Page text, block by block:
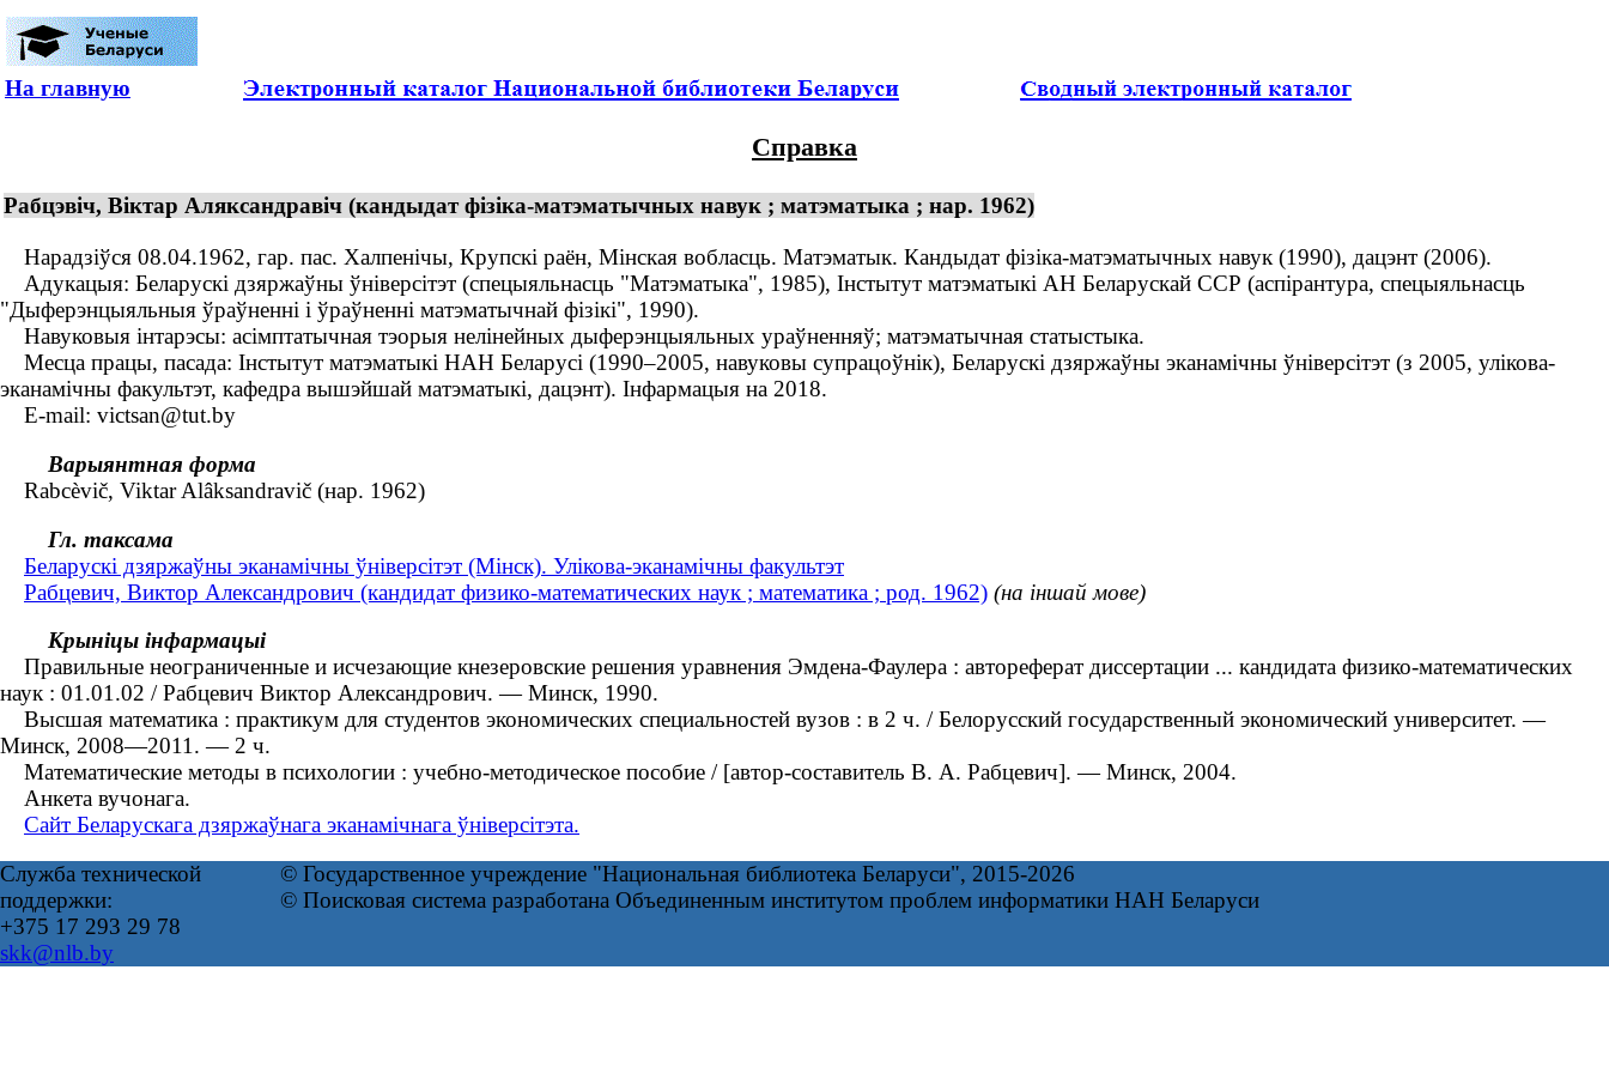
На главную
Справка
Рабцэвіч, Віктар Аляксандравіч (кандыдат фізіка-матэматычных навук ; матэматыка ; нар. 1962)
Нарадзіўся 08.04.1962, гар. пас. Халпенічы, Крупскі раён, Мінская вобласць. Матэматык. Кандыдат фізіка-матэматычных навук (1990), дацэнт (2006).
Адукацыя: Беларускі дзяржаўны ўніверсітэт (спецыяльнасць "Матэматыка", 1985), Інстытут матэматыкі АН Беларускай ССР (аспірантура, спецыяльнасць
"Дыферэнцыяльныя ўраўненні і ўраўненні матэматычнай фізікі", 1990).
Навуковыя інтарэсы: асімптатычная тэорыя нелінейных дыферэнцыяльных ураўненняў; матэматычная статыстыка.
Месца працы, пасада: Інстытут матэматыкі НАН Беларусі (1990–2005, навуковы супрацоўнік), Беларускі дзяржаўны эканамічны ўніверсітэт (з 2005, улікова-
эканамічны факультэт, кафедра вышэйшай матэматыкі, дацэнт). Інфармацыя на 2018.
E-mail: victsan@tut.by
Варыянтная форма
Rabcèvič, Viktar Alâksandravič (нар. 1962)
Гл. таксама
Беларускі дзяржаўны эканамічны ўніверсітэт (Мінск). Улікова-эканамічны факультэт
Рабцевич, Виктор Александрович (кандидат физико-математических наук ; математика ; род. 1962) (на іншай мове)
Крыніцы інфармацыі
Правильные неограниченные и исчезающие кнезеровские решения уравнения Эмдена-Фаулера : автореферат диссертации ... кандидата физико-математических
наук : 01.01.02 / Рабцевич Виктор Александрович. ― Минск, 1990.
Высшая математика : практикум для студентов экономических специальностей вузов : в 2 ч. / Белорусский государственный экономический университет. ―
Минск, 2008―2011. — 2 ч.
Математические методы в психологии : учебно-методическое пособие / [автор-составитель В. А. Рабцевич]. ― Минск, 2004.
Анкета вучонага.
Сайт Беларускага дзяржаўнага эканамічнага ўніверсітэта.
Служба технической
поддержки:
+375 17 293 29 78
skk@nlb.by
© Государственное учреждение "Национальная библиотека Беларуси", 2015-2026
© Поисковая система разработана Объединенным институтом проблем информатики НАН Беларуси